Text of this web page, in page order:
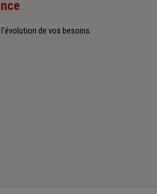
de vos besoins.